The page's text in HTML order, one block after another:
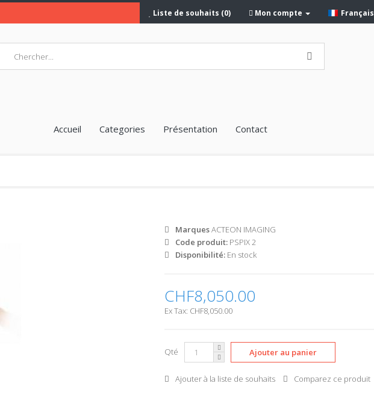
Français
Mon compte
Liste de souhaits (0)
Accueil Categories Présentation Contact
MarquesACTEON IMAGING
Code produit: PSPIX 2
Disponibilité: En stock
CHF8,050.00
Ex Tax: CHF8,050.00
Qté
Ajouter à la liste de souhaits Comparez ce produit